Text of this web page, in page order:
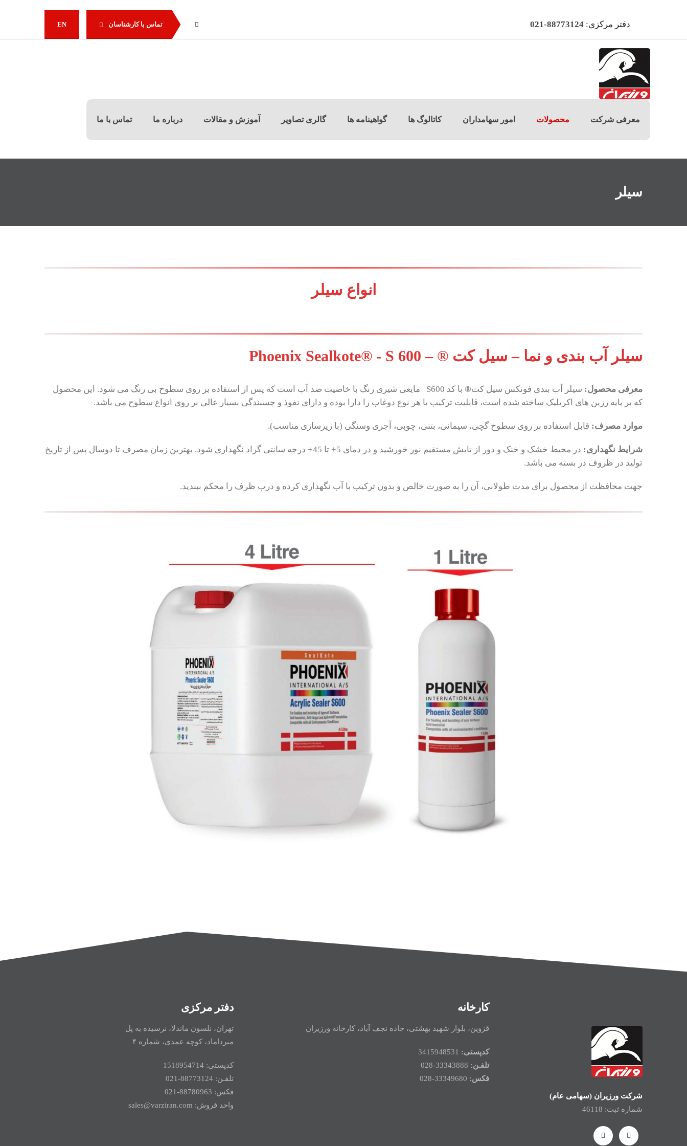
دفتر مرکزی: 88773124-021 تماس با کارشناسان EN
معرفی شرکت محصولات امور سهامداران کاتالوگ ها گواهینامه ها گالری تصاویر آموزش و مقالات درباره ما تماس با ما
سیلر
انواع سیلر
سیلر آب بندی و نما – سیل کت ® – Phoenix Sealkote® - S 600
معرفی محصول: سیلر آب بندی فونکس سیل کت®
با کد S600 مایعی شیری رنگ با خاصیت ضد آب است که پس از استفاده بر روی سطوح بی رنگ می شود. این محصول
که بر پایه رزین های اکریلیک ساخته شده است، قابلیت ترکیب با هر نوع دوغاب را دارا بوده و دارای نفوذ و چسبندگی بسیار عالی بر روی انواع سطوح می باشد.
موارد مصرف: قابل استفاده بر روی سطوح گچی، سیمانی، بتنی، چوبی، آجری وسنگی (با زیرسازی مناسب).
شرایط نگهداری:
در محیط خشک و خنک و دور از تابش مستقیم نور خورشید و در دمای 5+ تا 45+ درجه سانتی گراد نگهداری شود. بهترین زمان مصرف تا دوسال پس از تاریخ
تولید در ظروف در بسته می باشد.
جهت محافظت از محصول برای مدت طولانی، آن را به صورت خالص و بدون ترکیب با آب نگهداری کرده و درب ظرف را محکم ببندید.
شرکت ورزیران (سهامی عام)
شماره ثبت: 46118
کارخانه
قزوین، بلوار شهید بهشتی، جاده نجف آباد، کارخانه ورزیران
کدپستی:
تلفـن:
فکس:
دفتر مرکزی
تهران، نلسون ماندلا، نرسیده به پل
میرداماد، کوچه عمدی، شماره ۴
کدپستی: 1518954714
تلفـن: 88773124-021
فکس: 88780963-021
واحد فروش: sales@varziran.com